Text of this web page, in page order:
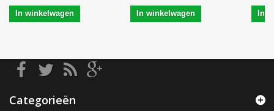
In winkelwagen In winkelwagen In
Categorieën